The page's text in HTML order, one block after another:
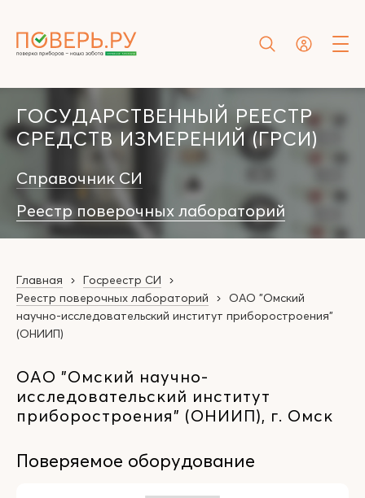
ГОСУДАРСТВЕННЫЙ РЕЕСТР
СРЕДСТВ ИЗМЕРЕНИЙ (ГРСИ)
Справочник СИ
Реестр поверочных лабораторий
Главная
Госреестр СИ
Реестр поверочных лабораторий
ОАО "Омский
научно-исследовательский институт приборостроения"
(ОНИИП)
ОАО "Омский научно-
исследовательский институт
приборостроения" (ОНИИП), г. Омск
Поверяемое оборудование